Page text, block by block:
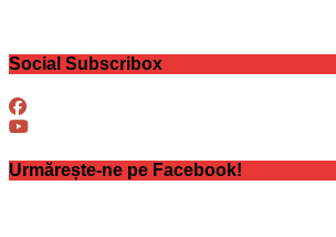
Social Subscribox
Urmărește-ne pe Facebook!